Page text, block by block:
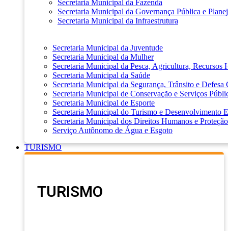
Secretaria Municipal da Fazenda
Secretaria Municipal da Governança Pública e
Secretaria Municipal da Infraestrutura
Secretaria Municipal da Juventude
Secretaria Municipal da Mulher
Secretaria Municipal da Pesca, Agricultura, Recursos
Secretaria Municipal da Saúde
Secretaria Municipal da Segurança, Trânsito e Defesa
Secretaria Municipal de Conservação e Serviços
Secretaria Municipal de Esporte
Secretaria Municipal do Turismo e Desenvolvimento
Secretaria Municipal dos Direitos Humanos e
Serviço Autônomo de Água e Esgoto
TURISMO
TURISMO